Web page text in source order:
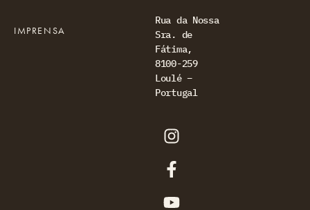
Rua da Nossa
Sra. de
Fátima,
8100-259
Loulé –
Portugal
IMPRENSA